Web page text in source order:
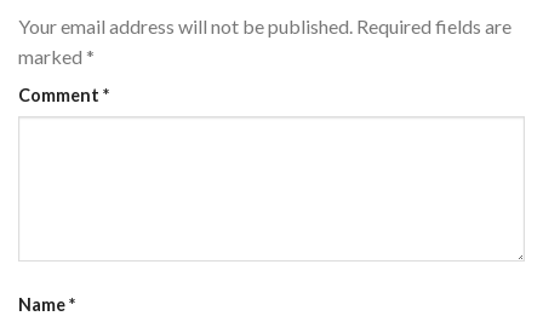
Your email address will not be published. Required fields are
marked *
Comment *
Name*